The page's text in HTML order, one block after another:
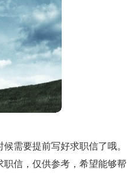
需要提前写好求职信了哦。
信，仅供参考，希望能够帮